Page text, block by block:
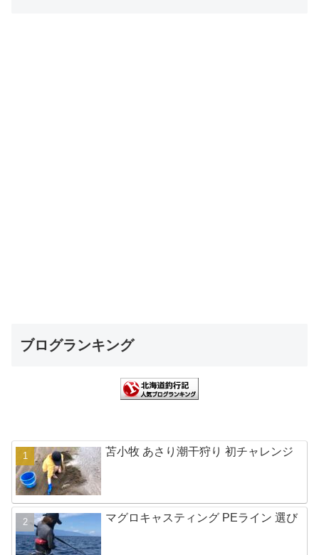
ブログランキング
苫小牧 あさり潮干狩り 初チャレンジ
マグロキャスティング PEライン 選び